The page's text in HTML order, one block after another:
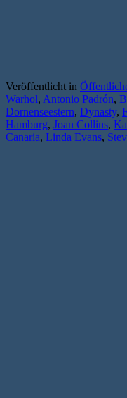
Veröffentlicht in
Warhol, Antonio Padrón,
Dornenseestern, Dynasty,
Hamburg, Joan Collins,
Canaria, Linda Evans,